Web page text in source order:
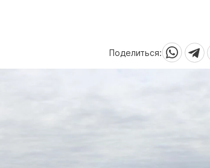
Поделиться: